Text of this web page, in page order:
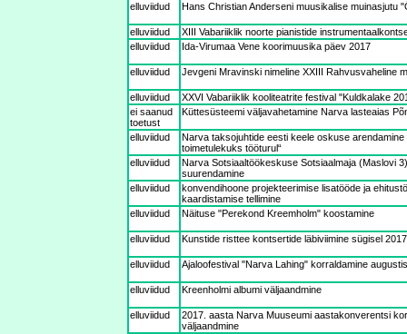
elluviidud Hans Christian Anderseni muusikalise muinasjutu
elluviidud
XIII Vabariiklik noorte pianistide
elluviidud
Ida-Virumaa Vene koorimuusika päev 2017
elluviidud Jevgeni Mravinski nimeline XXIII Rahvusvaheline
elluviidud
XXVI Vabariiklik kooliteatrite festival "Kuldkalake
ei saanud
toetust
Küttesüsteemi väljavahetamine Narva lasteaias
elluviidud
Narva taksojuhtide eesti keele oskuse
toimetulekuks tööturul“
elluviidud
Narva Sotsiaaltöökeskuse Sotsiaalmaja (Maslovi
suurendamine
elluviidud
konvendihoone projekteerimise lisatööde ja
kaardistamise tellimine
elluviidud
Näituse "Perekond Kreemholm" koostamine
elluviidud Kunstide risttee kontsertide läbiviimine sügisel
elluviidud Ajaloofestival "Narva Lahing" korraldamine
elluviidud Kreenholmi albumi väljaandmine
elluviidud
2017. aasta Narva Muuseumi aastakonverentsi
väljaandmine